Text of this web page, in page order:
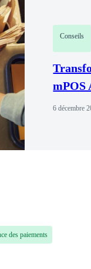
Conseils
mPOS
6 décembre
des paiements